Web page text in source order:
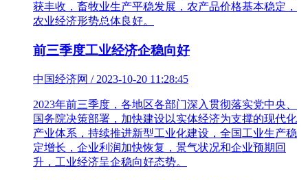
获丰收，畜牧业生产平稳发展，农产品价格基本稳定，
农业经济形势总体良好。
前三季度工业经济企稳向好
中国经济网 / 2023-10-20 11:28:45
2023年前三季度，各地区各部门深入贯彻落实党中央、
国务院决策部署，加快建设以实体经济为支撑的现代化
产业体系，持续推进新型工业化建设，全国工业生产稳
定增长，企业利润加快恢复，景气状况和企业预期回
升，工业经济呈企稳向好态势。